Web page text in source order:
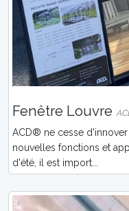
Fenêtre Louvre
ACD® ne cesse
nouvelles fonctions et
d'été, il est import...